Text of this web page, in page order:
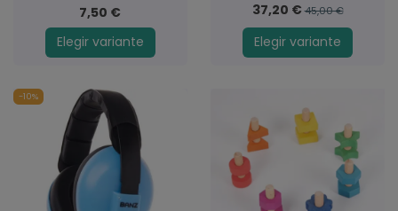
7,50 €
Elegir variante
37,20 €45,00 €
Elegir variante
-10%